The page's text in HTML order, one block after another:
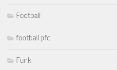
Football
football pfc
Funk